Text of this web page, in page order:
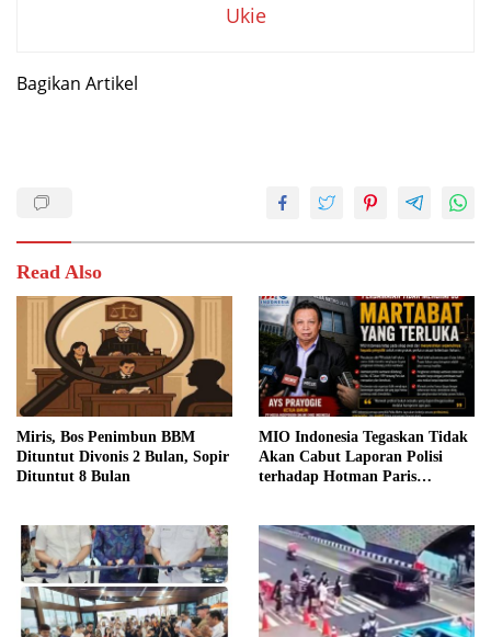
Ukie
Bagikan Artikel
Read Also
Miris, Bos Penimbun BBM
Dituntut Divonis 2 Bulan, Sopir
Dituntut 8 Bulan
MIO Indonesia Tegaskan Tidak
Akan Cabut Laporan Polisi
terhadap Hotman Paris